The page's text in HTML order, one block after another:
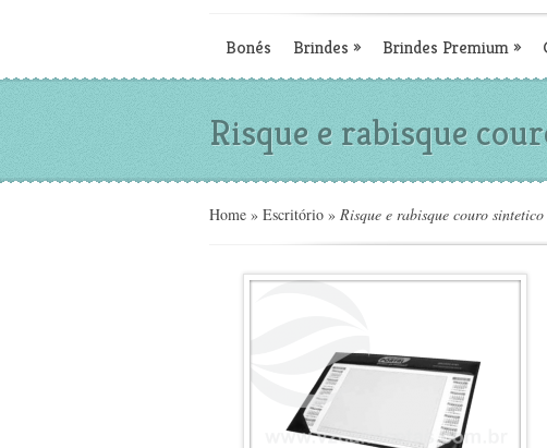
Bonés Brindes » Brindes Premium»
Risque e rabisque
Home » Escritório » Risque e rabisque couro